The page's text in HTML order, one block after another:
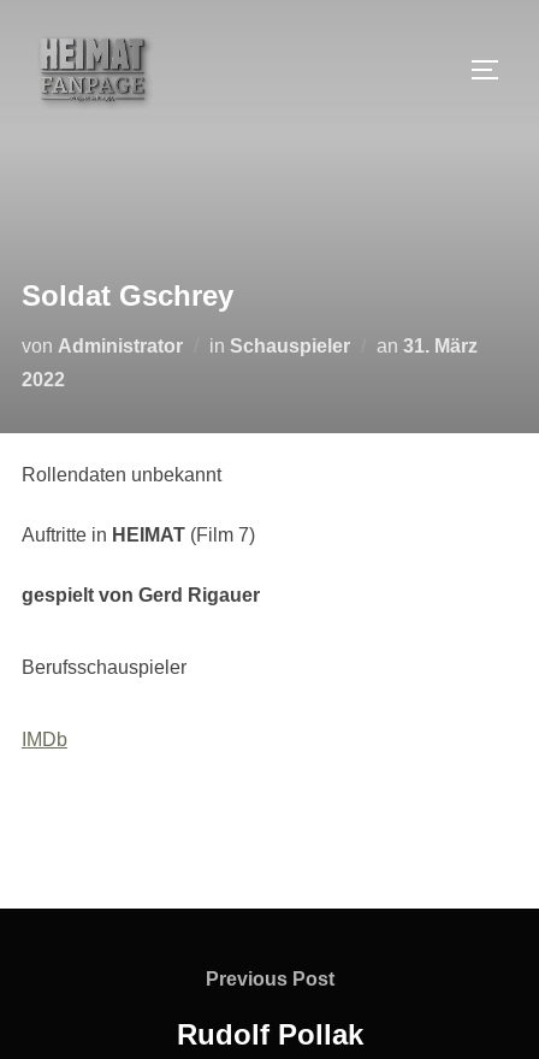
springen
Soldat Gschrey
von Administrator in Schauspieler an Veröffentlicht
31. März
2022
Rollendaten unbekannt
Auftritte in HEIMAT(Film 7)
gespielt von Gerd Rigauer
Berufsschauspieler
IMDb
Previous
Previous Post
Rudolf Pollak